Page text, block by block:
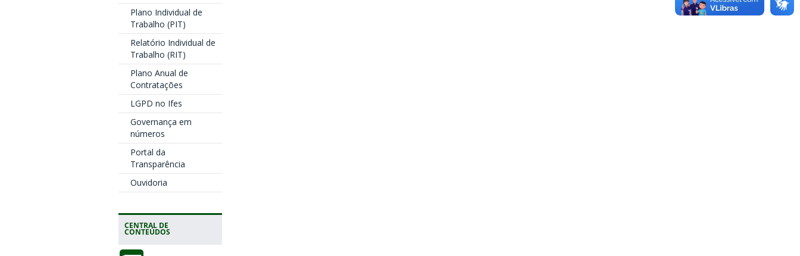
Plano Individual de
Trabalho (PIT)
Relatório Individual de
Trabalho (RIT)
Plano Anual de
Contratações
LGPD no Ifes
Governança em
números
Portal da
Transparência
Ouvidoria
CENTRAL DE
CONTEÚDOS